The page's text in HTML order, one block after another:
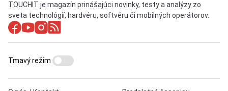
TOUCHIT je magazín prinášajúci novinky, testy a analýzy zo
sveta technológií, hardvéru, softvéru či mobilných operátorov.
Tmavý režim